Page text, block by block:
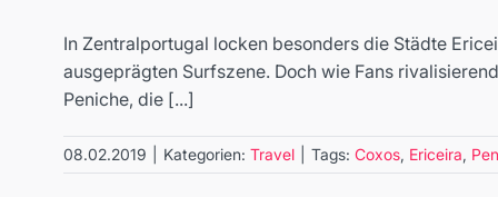
In Zentralportugal locken besonders die Städte
ausgeprägten Surfszene. Doch wie Fans
Peniche, die [...]
08.02.2019 Kategorien: Travel Tags: Coxos, Ericeira,